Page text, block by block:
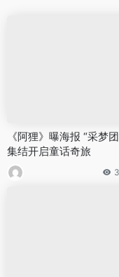
《阿狸》曝海报 “采梦
集结开启童话奇旅